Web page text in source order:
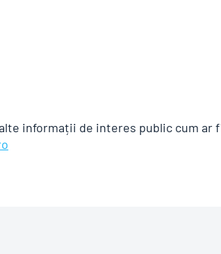
informații de interes public cum ar